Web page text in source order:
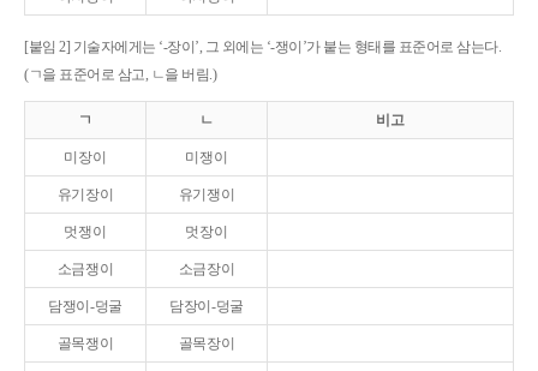
[붙임 2] 기술자에게는 ‘-장이’, 그 외에는 ‘-쟁이’가 붙는 형태를 표준어로 삼는다.
(ㄱ을 표준어로 삼고, ㄴ을 버림.)
ㄱ ㄴ 비고
미장이 미쟁이
유기장이 유기쟁이
멋쟁이 멋장이
소금쟁이 소금장이
담쟁이-덩굴 담장이-덩굴
골목쟁이 골목장이